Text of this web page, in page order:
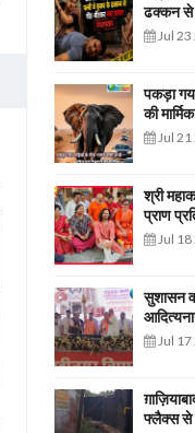
ढक्कन से
Jul 23
पकड़ा
की
Jul 21
श्री
प्राण
Jul 18
सुशासन व
Jul 17
फ्लैक्स से